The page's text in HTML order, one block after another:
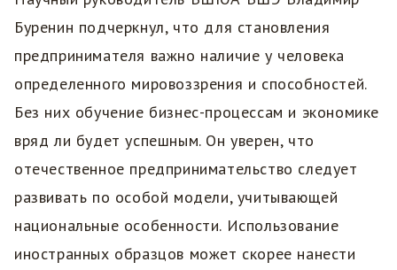
Буренин подчеркнул, что для становления
предпринимателя важно наличие у человека
определенного мировоззрения и способностей.
Без них обучение бизнес-процессам и экономике
вряд ли будет успешным. Он уверен, что
отечественное предпринимательство следует
развивать по особой модели, учитывающей
национальные особенности. Использование
иностранных образцов может скорее нанести